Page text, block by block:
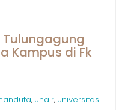
Tulungagung
Kampus di Fk
, unair, universitas